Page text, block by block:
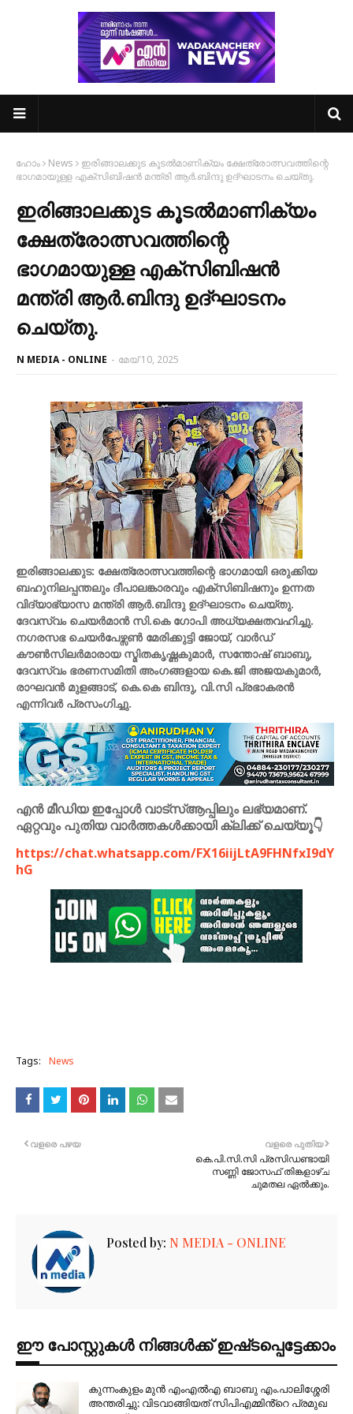
ഹോം News
ഇരിങ്ങാലക്കുട കൂടൽമാണിക്യം ക്ഷേത്രോത്സവത്തിന്റെ
ഭാഗമായുള്ള എക്സിബിഷൻ മന്ത്രി ആർ.ബിന്ദു ഉദ്ഘാടനം ചെയ്തു.
ഇരിങ്ങാലക്കുട കൂടൽമാണിക്യം
ക്ഷേത്രോത്സവത്തിന്റെ
ഭാഗമായുള്ള എക്സിബിഷൻ
മന്ത്രി ആർ.ബിന്ദു ഉദ്ഘാടനം
ചെയ്തു.
N MEDIA - ONLINE - മേയ് 10, 2025
ഇരിങ്ങാലക്കുട: ക്ഷേത്രോത്സവത്തിന്റെ ഭാഗമായി ഒരുക്കിയ
ബഹുനിലപ്പന്തലും ദീപാലങ്കാരവും എക്സിബിഷനും ഉന്നത
വിദ്യാഭ്യാസ മന്ത്രി ആർ.ബിന്ദു ഉദ്ഘാടനം ചെയ്തു.
ദേവസ്വം ചെയർമാൻ സി.കെ ഗോപി അധ്യക്ഷതവഹിച്ചു.
നഗരസഭ ചെയർപേഴ്സൺ മേരിക്കുട്ടി ജോയ്, വാർഡ്
കൗൺസിലർമാരായ സ്മിതകൃഷ്ണകുമാർ, സന്തോഷ് ബാബു,
ദേവസ്വം ഭരണസമിതി അംഗങ്ങളായ കെ.ജി അജയകുമാർ,
രാഘവൻ മുളങ്ങാട്, കെ.കെ ബിന്ദു, വി.സി പ്രഭാകരൻ
എന്നിവർ പ്രസംഗിച്ചു.
എൻ മീഡിയ ഇപ്പോൾ വാട്സ്ആപ്പിലും ലഭ്യമാണ്.
ഏറ്റവും പുതിയ വാർത്തകൾക്കായി ക്ലിക്ക് ചെയ്യൂ👇
https://chat.whatsapp.com/FX16iijLtA9FHNfxI9dY
hG
Tags: News
വളരെ പുതിയ
കെ.പി.സി.സി പ്രസിഡണ്ടായി
സണ്ണി ജോസഫ് തിങ്കളാഴ്ച
ചുമതല ഏൽക്കും.
വളരെ പഴയ
Posted by: N MEDIA - ONLINE
ഈ പോസ്റ്റുകൾ നിങ്ങൾക്ക് ഇഷ്‌‌ടപ്പെട്ടേക്കാം
കുന്നംകുളം മുൻ എംഎൽഎ ബാബു എം.പാലിശ്ശേരി
അന്തരിച്ചു; വിടവാങ്ങിയത് സിപിഎമ്മിൻ്റെ പ്രമുഖ